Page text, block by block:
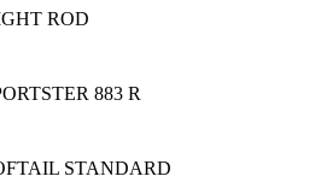
ROD
883 R
STANDARD